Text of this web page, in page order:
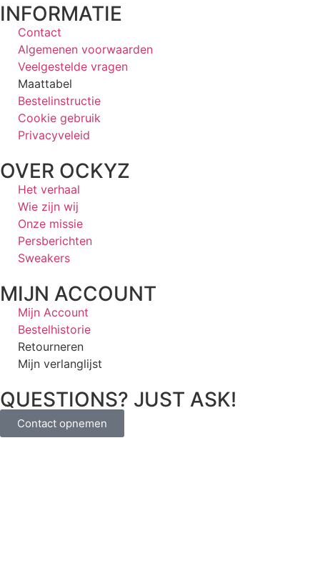
INFORMATIE
Contact
Algemenen voorwaarden
Veelgestelde vragen
Maattabel
Bestelinstructie
Cookie gebruik
Privacyveleid
OVER OCKYZ
Het verhaal
Wie zijn wij
Onze missie
Persberichten
Sweakers
MIJN ACCOUNT
Mijn Account
Bestelhistorie
Retourneren
Mijn verlanglijst
QUESTIONS? JUST ASK!
Contact opnemen